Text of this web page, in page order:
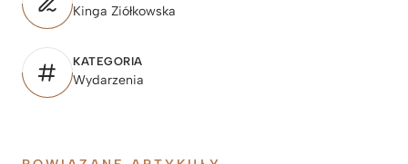
Kinga Ziółkowska
KATEGORIA
Wydarzenia